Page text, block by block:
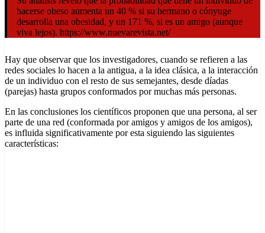
hacerse obeso aumenta un 40 % si su hermano o cónyuge
desarrolla una obesidad, y un 171 %, si es un amigo (aunque
viva lejos). https://www.nuevarevista.net/
Hay que observar que los investigadores, cuando se refieren a las
redes sociales lo hacen a la antigua, a la idea clásica, a la interacción
de un individuo con el resto de sus semejantes, desde díadas
(parejas) hasta grupos conformados por muchas más personas.
En las conclusiones los científicos proponen que una persona, al ser
parte de una red (conformada por amigos y amigos de los amigos),
es influida significativamente por esta siguiendo las siguientes
características: